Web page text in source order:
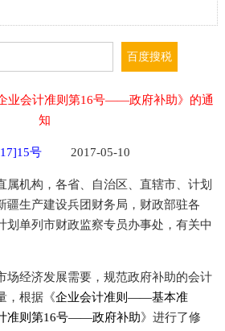
业会计准则第16号——政府补助》的通
知
号 2017-05-10
属机构，各省、自治区、直辖市、计划
疆生产建设兵团财务局，财政部驻各
划单列市财政监察专员办事处，有关中
经济发展需要，规范政府补助的会计
，根据《企业会计准则——基本准
准则第16号——政府补助》进行了修